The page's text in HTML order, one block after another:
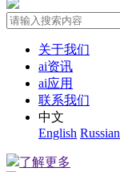
关于我们
ai资讯
ai应用
联系我们
中文
English Russian
了解更多